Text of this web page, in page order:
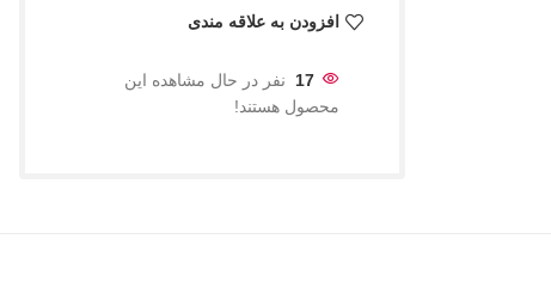
افزودن به علاقه مندی
17
نفر در حال مشاهده این
محصول هستند!